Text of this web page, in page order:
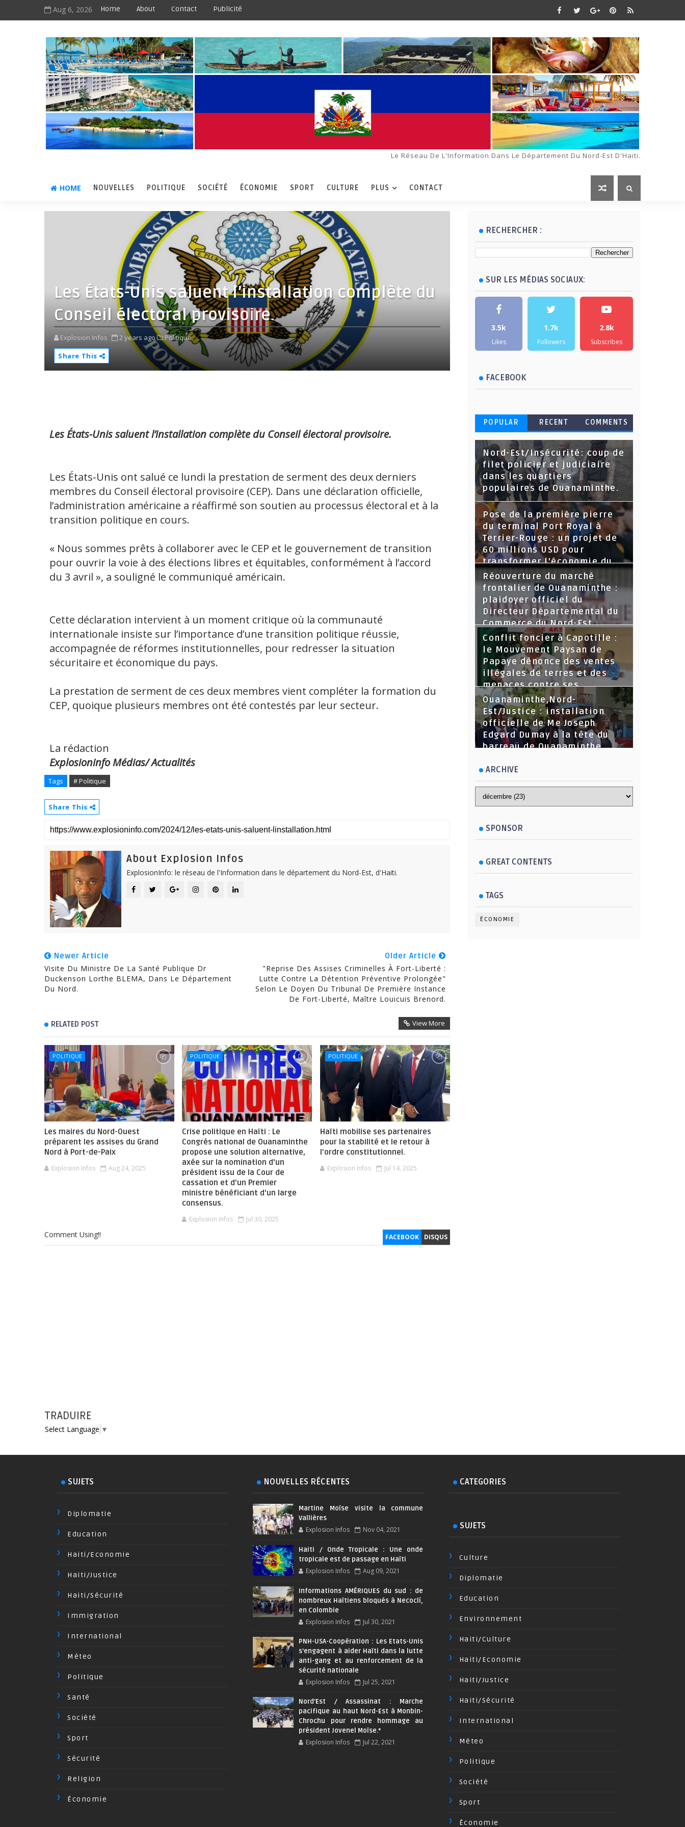
Aug 6, 2026 Home About Contact Publicité
Le Réseau De L'Information Dans Le Département Du Nord-Est D'Haiti.
HOME NOUVELLES POLITIQUE SOCIÉTÉ ÉCONOMIE SPORT CULTURE PLUS CONTACT
Les États-Unis saluent l’installation complète du
Conseil électoral provisoire.
Explosion Infos 2 years ago
Politique,
Share This
Les États-Unis saluent l’installation complète du Conseil électoral provisoire.
Les États-Unis ont salué ce lundi la prestation de serment des deux derniers
membres du Conseil électoral provisoire (CEP). Dans une déclaration officielle,
l’administration américaine a réaffirmé son soutien au processus électoral et à la
transition politique en cours.
« Nous sommes prêts à collaborer avec le CEP et le gouvernement de transition
pour ouvrir la voie à des élections libres et équitables, conformément à l’accord
du 3 avril », a souligné le communiqué américain.
Cette déclaration intervient à un moment critique où la communauté
internationale insiste sur l’importance d’une transition politique réussie,
accompagnée de réformes institutionnelles, pour redresser la situation
sécuritaire et économique du pays.
La prestation de serment de ces deux membres vient compléter la formation du
CEP, quoique plusieurs membres ont été contestés par leur secteur.
La rédaction
Explosioninfo Médias/ Actualités
Tags # Politique
Share This
About Explosion Infos
ExplosionInfo: le réseau de l'Information dans le département du Nord-Est, d'Haiti.
Newer Article
Visite Du Ministre De La Santé Publique Dr
Duckenson Lorthe BLEMA, Dans Le Département
Du Nord.
Older Article
"Reprise Des Assises Criminelles À Fort-Liberté :
Lutte Contre La Détention Préventive Prolongée"
Selon Le Doyen Du Tribunal De Première Instance
De Fort-Liberté, Maître Louicuis Brenord.
RELATED POST View More
POLITIQUE
Les maires du Nord-Ouest
préparent les assises du Grand
Nord à Port-de-Paix
Explosion Infos Aug 24, 2025
POLITIQUE
Crise politique en Haïti : Le
Congrès national de Ouanaminthe
propose une solution alternative,
axée sur la nomination d'un
président issu de la Cour de
cassation et d'un Premier
ministre bénéficiant d'un large
consensus.
Explosion Infos Jul 30, 2025
POLITIQUE
Haïti mobilise ses partenaires
pour la stabilité et le retour à
l’ordre constitutionnel.
Explosion Infos Jul 14, 2025
FACEBOOK DISQUS
Comment Using!!
TRADUIRE
Select Language ▼
RECHERCHER :
SUR LES MÉDIAS SOCIAUX:
3.5k
Likes
1.7k
Followers
2.8k
Subscribes
FACEBOOK
POPULAR RECENT COMMENTS
Nord-Est/Insécurité: coup de
filet policier et judiciaire
dans les quartiers
populaires de Ouanaminthe.
Pose de la première pierre
du terminal Port Royal à
Terrier-Rouge : un projet de
60 millions USD pour
transformer l’économie du
Nord-Est
Réouverture du marché
frontalier de Ouanaminthe :
plaidoyer officiel du
Directeur Départemental du
Commerce du Nord-Est.
Conflit foncier à Capotille :
le Mouvement Paysan de
Papaye dénonce des ventes
illégales de terres et des
menaces contre ses
dirigeants
Ouanaminthe,Nord-
Est/Justice : installation
officielle de Me Joseph
Edgard Dumay à la tête du
barreau de Ouanaminthe.
ARCHIVE
SPONSOR
GREAT CONTENTS
TAGS
ÉCONOMIE
SUJETS
Diplomatie
Education
Haiti/Economie
Haiti/Justice
Haiti/Sécurité
Immigration
International
Méteo
Politique
Santé
Société
Sport
Sécurité
Religion
Économie
NOUVELLES RÉCENTES
Martine Moïse visite la commune
Vallières
Explosion Infos Nov 04, 2021
Haiti / Onde Tropicale : Une onde
tropicale est de passage en Haïti
Explosion Infos Aug 09, 2021
Informations AMÉRIQUES du sud : de
nombreux Haïtiens bloqués à Necoclí,
en Colombie
Explosion Infos Jul 30, 2021
PNH-USA-Coopération : Les Etats-Unis
s’engagent à aider Haïti dans la lutte
anti-gang et au renforcement de la
sécurité nationale
Explosion Infos Jul 25, 2021
Nord'Est / Assassinat : Marche
pacifique au haut Nord-Est à Monbin-
Chrochu pour rendre hommage au
président Jovenel Moïse.*
Explosion Infos Jul 22, 2021
CATEGORIES
SUJETS
Culture
Diplomatie
Education
Environnement
Haiti/Culture
Haiti/Economie
Haiti/Justice
Haiti/Sécurité
International
Méteo
Politique
Société
Sport
Économie